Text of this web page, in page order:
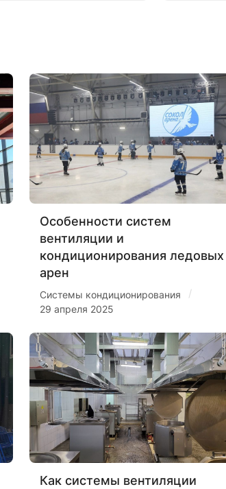
Особенности систем
вентиляции и
кондиционирования ледовых
арен
Системы кондиционирования /
29 апреля 2025
Как системы вентиляции